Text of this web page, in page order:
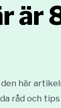
är
här
råd och